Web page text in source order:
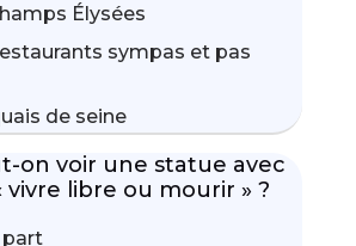
Élysées
sympas et pas
de seine
on voir une statue avec
vivre libre ou mourir » ?
part